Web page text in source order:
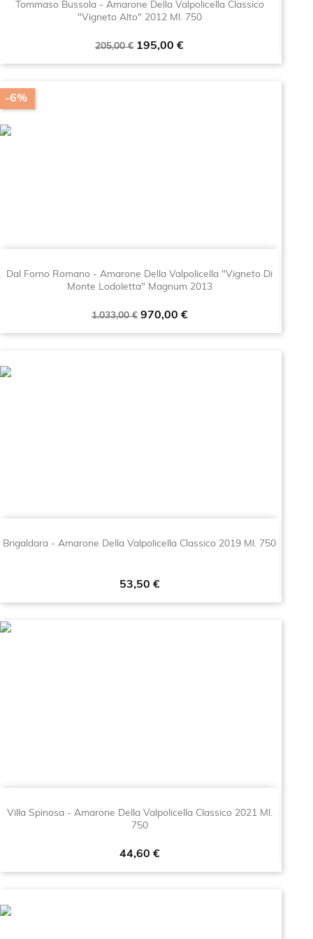
Tommaso Bussola - Amarone Della Valpolicella Classico
"Vigneto Alto" 2012 Ml. 750
Prezzo
205,00 € Prezzo
195,00 €
Dal Forno Romano - Amarone Della Valpolicella "Vigneto Di
Monte Lodoletta" Magnum 2013
Prezzo
1.033,00 € Prezzo
970,00 €
-6%
Brigaldara - Amarone Della Valpolicella Classico 2019 Ml. 750
Prezzo
53,50 €
Villa Spinosa - Amarone Della Valpolicella Classico 2021 Ml.
750
Prezzo
44,60 €